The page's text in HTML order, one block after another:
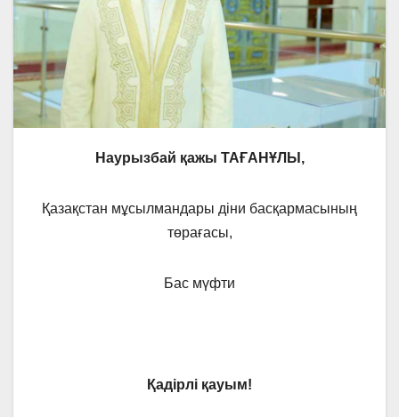
Наурызбай қажы ТАҒАНҰЛЫ,
Қазақстан мұсылмандары діни басқармасының
төрағасы,
Бас мүфти
Қадірлі қауым!